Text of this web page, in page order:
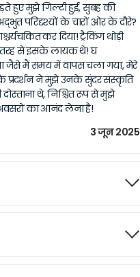
हुए मुझे गिल्टी हुई, सुबह की
परिदृश्यों के चारों ओर के दौरे?
कर दिया! ट्रैकिंग थोड़ी
तरह से इसके लायक थे! घ
जैसे मैं समय में वापस चला गया, मेरे
के प्रदर्शन ने मुझे उनके सुंदर संस्कृति
थे, निश्चित रूप से मुझे
का आनंद लेना है!
3 जून 2025